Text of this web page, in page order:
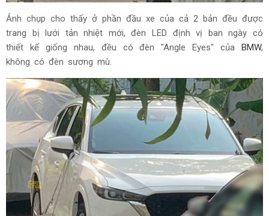
Ảnh chụp cho thấy ở phần đầu xe của cả 2 bản đều được
trang bị lưới tản nhiệt mới, đèn LED định vị ban ngày có
thiết kế giống nhau, đều có đèn "Angle Eyes" của BMW,
không có đèn sương mù.